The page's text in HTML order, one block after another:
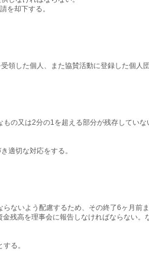
却下する。
た個人、また協賛活動に登録した個人
又は2分の1を超える部分が残存してい
切な対応をする。
ないよう配慮するため、その終了6ヶ月前
高を理事会に報告しなければならない
る。